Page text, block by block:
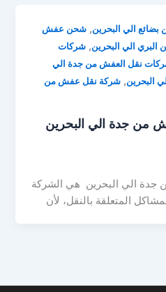
الي البحرين,شحن عفش
الي البحرين,شركات
نقل العفش من جدة الي
البحرين,شركة نقل عفش من
جدة الي البحرين
الي البحرين هي الشركة
المتعلقة بالنقل، لأن